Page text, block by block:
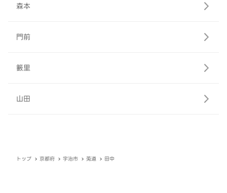
森本
門前
籔里
山田
トップ 京都府 宇治市 莵道 田中